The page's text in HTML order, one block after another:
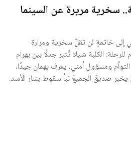
سخرية مريرة عن السينما
خاتمةٍ لن تقلّ سخرية ومرارة
الكلبة شيلا تُثير جدلًا بين بهرام
ومسؤول أمني، يعرف بهمان جيدًا،
يخبر صديقٌ الجميعَ نبأ سقوط بشار الأسد.